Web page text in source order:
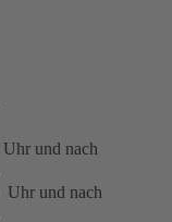
Uhr und nach
Uhr und nach